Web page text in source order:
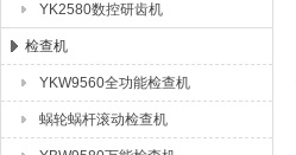
YK2580数控研齿机
检查机
YKW9560全功能检查机
蜗轮蜗杆滚动检查机